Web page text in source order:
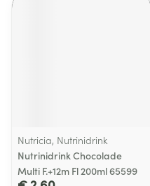
Nutricia, Nutrinidrink
Nutrinidrink Chocolade
Multi F.+12m Fl 200ml 65599